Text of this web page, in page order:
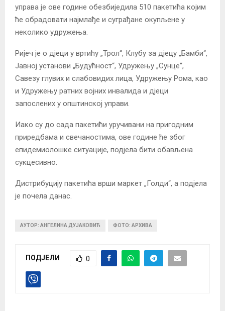
управа је ове године обезбиједила 510 пакетића којим
ће обрадовати најмлађе и суграђане окупљене у
неколико удружења.
Ријеч је о дјеци у вртићу „Трол“, Клубу за дјецу „Бамби“,
Јавној установи „Будућност“, Удружењу „Сунце“,
Савезу глувих и слабовидих лица, Удружењу Рома, као
и Удружењу ратних војних инвалида и дјеци
запослених у општинској управи.
Иако су до сада пакетићи уручивани на пригодним
приредбама и свечаностима, ове године ће због
епидемиолошке ситуације, подјела бити обављена
сукцесивно.
Дистрибуцију пакетића врши маркет „Голди“, а подјела
је почела данас.
АУТОР: АНГЕЛИНА ДУЈАКОВИЋ ФОТО: АРХИВА
ПОДЈЕЛИ 0